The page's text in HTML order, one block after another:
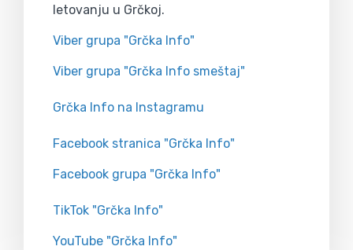
letovanju u Grčkoj.
Viber grupa "Grčka Info"
Viber grupa "Grčka Info smeštaj"
Grčka Info na Instagramu
Facebook stranica "Grčka Info"
Facebook grupa "Grčka Info"
TikTok "Grčka Info"
YouTube "Grčka Info"